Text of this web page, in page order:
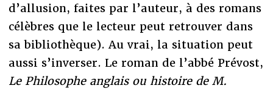
d’allusion, faites par l’auteur, à des romans
célèbres que le lecteur peut retrouver dans
sa bibliothèque). Au vrai, la situation peut
aussi s’inverser. Le roman de l’abbé Prévost,
Le Philosophe anglais ou histoire de M.